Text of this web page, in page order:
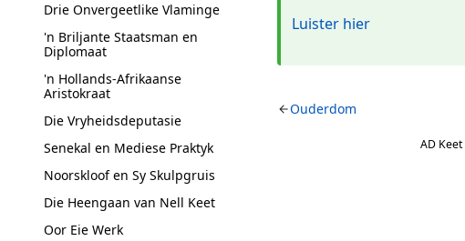
Drie Onvergeetlike Vlaminge
'n Briljante Staatsman en
Diplomaat
'n Hollands-Afrikaanse
Aristokraat
Die Vryheidsdeputasie
Senekal en Mediese Praktyk
Noorskloof en Sy Skulpgruis
Die Heengaan van Nell Keet
Oor Eie Werk
Luister hier
Ouderdom
AD